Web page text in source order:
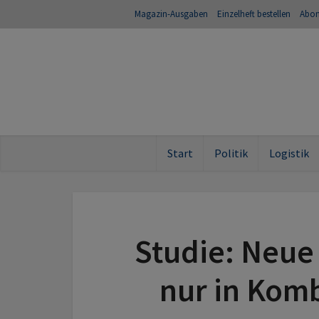
Magazin-Ausgaben Einzelheft bestellen
Start Politik Logistik
Studie:
nur in